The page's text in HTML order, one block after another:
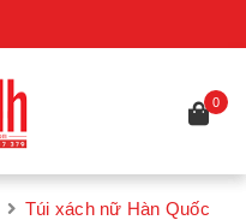
0
Túi xách nữ Hàn Quốc